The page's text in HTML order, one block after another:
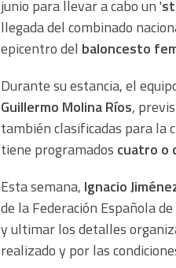
junio para llevar a cabo un '
llegada del combinado
epicentro del baloncesto
Durante su estancia, el
Guillermo Molina Ríos,
también clasificadas para la
tiene programados cuatro o
Esta semana, Ignacio
de la Federación Española
y ultimar los detalles
realizado y por las